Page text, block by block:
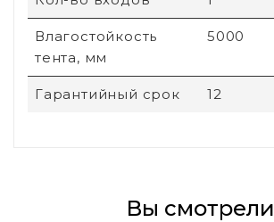
Влагостойкость
тента, мм
5000
Гарантийный срок 12
Вы смотрели